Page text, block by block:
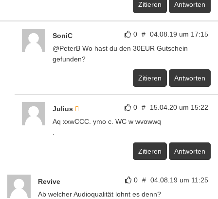
Zitieren Antworten
0 # 04.08.19 um 17:15
SoniC
@PeterB Wo hast du den 30EUR Gutschein
gefunden?
Zitieren Antworten
0 # 15.04.20 um 15:22
Julius
Aq xxwCCC. ymo c. WC w wvowwq
.
Zitieren Antworten
0 # 04.08.19 um 11:25
Revive
Ab welcher Audioqualität lohnt es denn?